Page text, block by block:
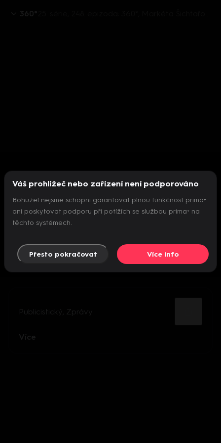
360°
Nepodařilo se inicializovat přehrávač
Publicistický Zprávy
Více
Váš prohlížeč nebo zařízení není podporováno
Bohužel nejsme schopni garantovat plnou funkčnost prima+
ani poskytovat podporu při potížích se službou prima+ na
těchto systémech.
Přesto pokračovat Více info